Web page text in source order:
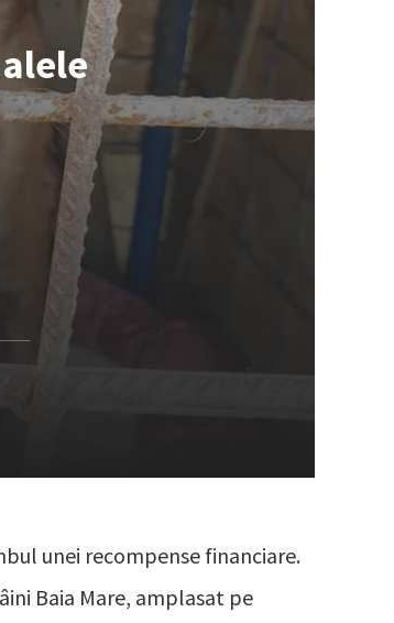
unei recompense financiare.
Baia Mare, amplasat pe